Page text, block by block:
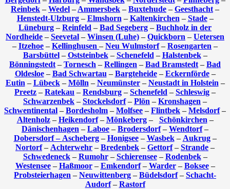
Reinbek – Wedel – Ammersbek – Buxtehude – Geesthacht –
Henstedt-Ulzburg– Elmshorn – Kaltenkirchen – Stade–
Lüneburg – Reinfeld – Bad Segeberg – Buchholz in der
Nordheide – Seevetal – Winsen (Luhe) – Quickborn – Uetersen
– Itzehoe – Kellinghusen – Neu Wulmstorf– Rosengarten –
Barsbüttel– Oststeinbek– Schenefeld – Halstenbek–
Bönningstedt – Tornesch – Rellingen – Bad Bramstedt – Bad
Oldesloe– Bad Schwartau – Bargteheide– Eckernförde–
Eutin – Lübeck– Mölln – Neumünster– Neustadt in Holstein –
Preetz – Ratekau – Rendsburg – Schenefeld – Schleswig –
Schwarzenbek – Stockelsdorf– Plön – Kronshagen –
Schwentinental – Bordesholm – Molfsee – Flintbek – Melsdorf–
Altenholz– Heikendorf– Mönkeberg– Schönkirchen –
Dänischenhagen – Laboe – Brodersdorf– Wendtorf–
Dobersdorf – Ascheberg– Honigsee– Wasbek– Aukrug–
Nortorf– Achterwehr – Bredenbek – Gettorf– Strande –
Schwedeneck– Rumohr– Schierensee– Rodenbek–
Westensee– Haßmoor– Emkendorf– Warder– Boksee–
Probsteierhagen – Neuwittenberg – Büdelsdorf– Schacht-
Audorf– Rastorf